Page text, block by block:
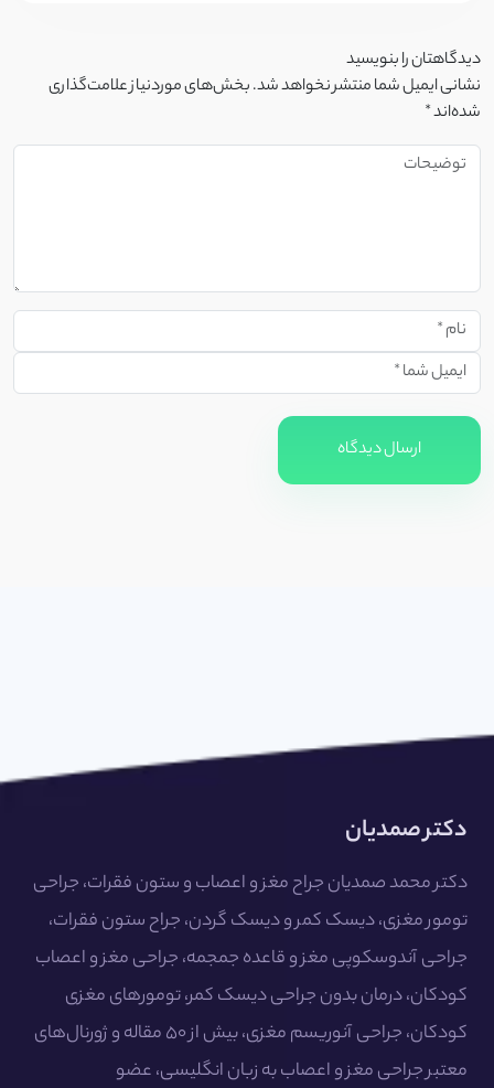
دیدگاهتان را بنویسید
نشانی ایمیل شما منتشر نخواهد شد.بخش‌های موردنیاز علامت‌گذاری
شده‌اند*
ارسال دیدگاه
دکتر صمدیان
دکتر محمد صمدیان جراح مغز و اعصاب و ستون فقرات، جراحی
تومور مغزی، دیسک کمر و دیسک گردن، جراح ستون فقرات،
جراحی آندوسکوپی مغز و قاعده جمجمه، جراحی مغز و اعصاب
کودکان، درمان بدون جراحی دیسک کمر، تومورهای مغزی
کودکان، جراحی آنوریسم مغزی، بیش از ۵۰ مقاله و ژورنال‌های
معتبر جراحی مغز و اعصاب به زبان انگلیسی، عضو